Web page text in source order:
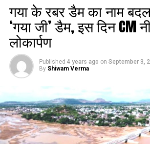
गया के रबर डैम का नाम
‘गया जी’ डैम, इस दिन CM
लोकार्पण
Published 4 years ago on September 3,
By Shiwam Verma